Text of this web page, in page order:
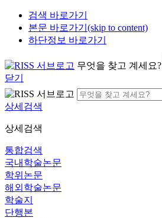
검색 바로가기
본문 바로가기(skip to content)
하단정보 바로가기
무엇을 찾고 계세요?
닫기
상세검색
상세검색
통합검색
국내학술논문
학위논문
해외학술논문
학술지
단행본